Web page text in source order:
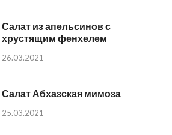
Салат из апельсинов с
хрустящим фенхелем
26.03.2021
Салат Абхазская мимоза
25.03.2021